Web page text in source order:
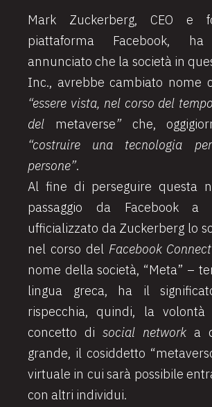
Mark Zuckerberg, CEO e
piattaforma Facebook, ha
annunciato che la società in
Inc., avrebbe cambiato nome
“essere vista, nel corso del
del metaverse”che,
“costruire una tecnologia
persone”.
Al fine di perseguire questa
passaggio da Facebook
ufficializzato da Zuckerberg lo
nel corso del Facebook
nome della società, “Meta” –
lingua greca, ha il
rispecchia, quindi, la
concetto di social network a
grande, il cosiddetto
virtuale in cui sarà possibile
con altri individui.